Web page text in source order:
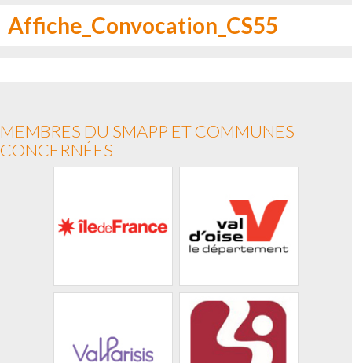
Affiche_Convocation_CS55
MEMBRES DU SMAPP ET COMMUNES
CONCERNÉES